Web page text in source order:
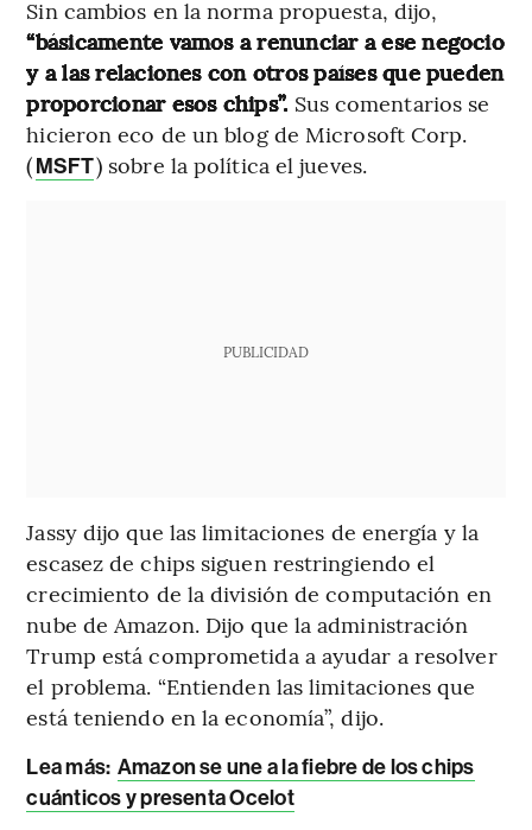
Sin cambios en la norma propuesta, dijo,
“básicamente vamos a renunciar a ese negocio
y a las relaciones con otros países que pueden
proporcionar esos chips”. Sus comentarios se
hicieron eco de un blog de Microsoft Corp.
(MSFT) sobre la política el jueves.
PUBLICIDAD
Jassy dijo que las limitaciones de energía y la
escasez de chips siguen restringiendo el
crecimiento de la división de computación en
nube de Amazon. Dijo que la administración
Trump está comprometida a ayudar a resolver
el problema. “Entienden las limitaciones que
está teniendo en la economía”, dijo.
Lea más: Amazon se une a la fiebre de los chips
cuánticos y presenta Ocelot